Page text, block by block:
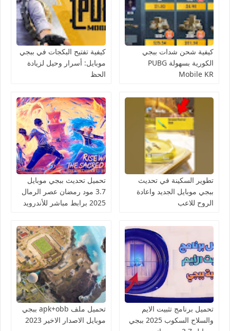
كيفية شحن شدات ببجي
الكورية بسهولة PUBG
Mobile KR
كيفية تفتيح البكجات في ببجي
موبايل: أسرار وحيل لزيادة
الحظ
تطوير السكينة في تحديث
ببجي موبايل الجديد واعادة
الروح للاعب
تحميل تحديث ببجي موبايل
3.7 مود رمضان عصر الرمال
2025 برابط مباشر للأندرويد
تحميل برنامج تثبيت الايم
والسلاح السكوب 2025 ببجي
تحميل ملف apk+obb ببجي
موبايل الاصدار الاخير 2023